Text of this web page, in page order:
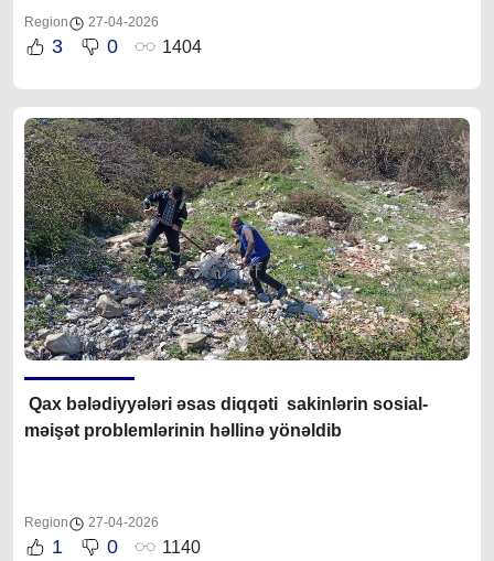
Region 27-04-2026
3 0 1404
Qax bələdiyyələri əsas diqqəti sakinlərin sosial-
məişət problemlərinin həllinə yönəldib
Region 27-04-2026
1 0 1140